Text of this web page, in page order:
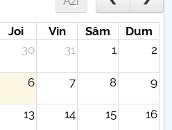
Joi Vin Sâm
Dum
30 31 1 2
6 7 8 9
13 14 15 16